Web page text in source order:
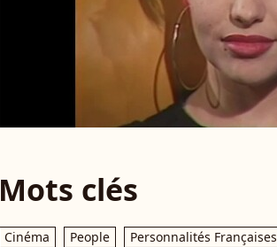
Mots clés
Cinéma People Personnalités Françaises